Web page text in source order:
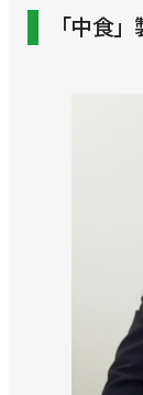
「中食